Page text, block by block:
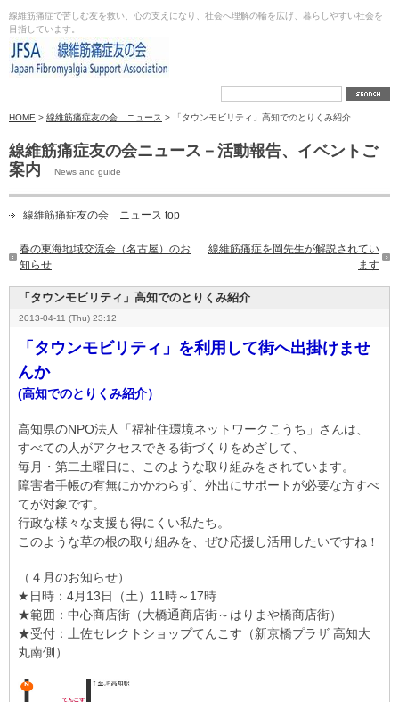
線維筋痛症で苦しむ友を救い、心の支えになり、社会へ理解の輪を広げ、暮らしやすい社会を
目指しています。
HOME > 線維筋痛症友の会 ニュース > 「タウンモビリティ」高知でのとりくみ紹介
線維筋痛症友の会ニュース－活動報告、イベントご
案内
News and guide
線維筋痛症友の会 ニュース top
春の東海地域交流会（名古屋）のお
知らせ
線維筋痛症を岡先生が解説されてい
ます
「タウンモビリティ」高知でのとりくみ紹介
2013-04-11 (Thu) 23:12
「タウンモビリティ」を利用して街へ出掛けませ
んか
(高知でのとりくみ紹介）
高知県のNPO法人「福祉住環境ネットワークこうち」さんは、
すべての人がアクセスできる街づくりをめざして、
毎月・第二土曜日に、このような取り組みをされています。
障害者手帳の有無にかかわらず、外出にサポートが必要な方すべ
てが対象です。
行政な様々な支援も得にくい私たち。
このような草の根の取り組みを、ぜひ応援し活用したいですね ！
（４月のお知らせ）
★日時：4月13日（土）11時～17時
★範囲：中心商店街（大橋通商店街～はりまや橋商店街）
★受付：土佐セレクトショップてんこす（新京橋プラザ 高知大
丸南側）